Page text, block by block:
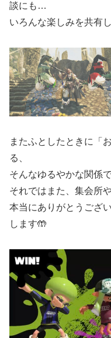
談にも…
いろんな楽しみを共有
またふとしたときに「
る、
そんなゆるやかな関係
それではまた、集会所
本当にありがとうござ
します🤲